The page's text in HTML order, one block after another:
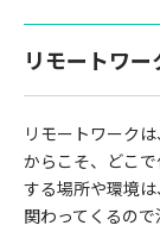
リモートワ
リモートワーク
からこそ、どこ
する場所や環境
関わってくるので